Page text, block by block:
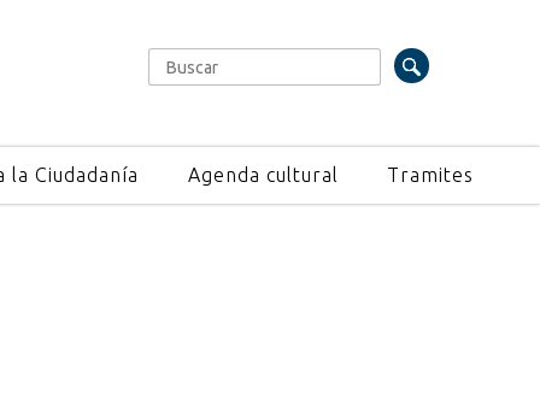
Formulario de búsqueda
Buscar
la Ciudadanía Agenda cultural Tramites